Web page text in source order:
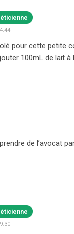
pour cette petite
100mL de lait à
de l’avocat